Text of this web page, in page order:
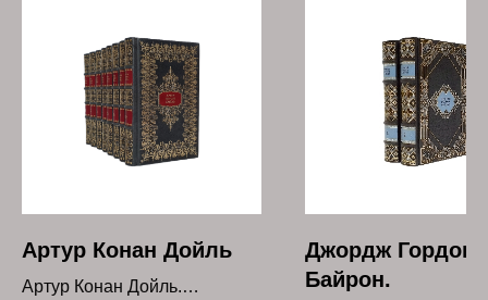
Артур Конан Дойль
Артур Конан Дойль.
Джордж Гордон
Байрон.